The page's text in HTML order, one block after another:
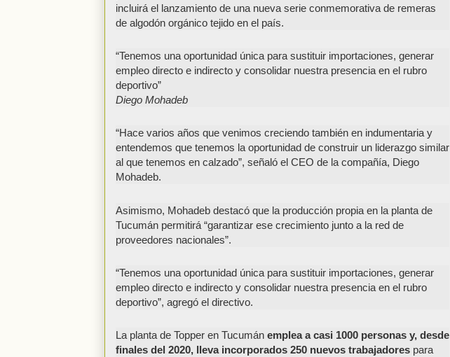
incluirá el lanzamiento de una nueva serie conmemorativa de remeras
de algodón orgánico tejido en el país.
“Tenemos una oportunidad única para sustituir importaciones, generar
empleo directo e indirecto y consolidar nuestra presencia en el rubro
deportivo”
Diego Mohadeb
“Hace varios años que venimos creciendo también en indumentaria y
entendemos que tenemos la oportunidad de construir un liderazgo similar
al que tenemos en calzado”, señaló el CEO de la compañía, Diego
Mohadeb.
Asimismo, Mohadeb destacó que la producción propia en la planta de
Tucumán permitirá “garantizar ese crecimiento junto a la red de
proveedores nacionales”.
“Tenemos una oportunidad única para sustituir importaciones, generar
empleo directo e indirecto y consolidar nuestra presencia en el rubro
deportivo”, agregó el directivo.
La planta de Topper en Tucumán emplea a casi 1000 personas y, desde
finales del 2020, lleva incorporados 250 nuevos trabajadores para